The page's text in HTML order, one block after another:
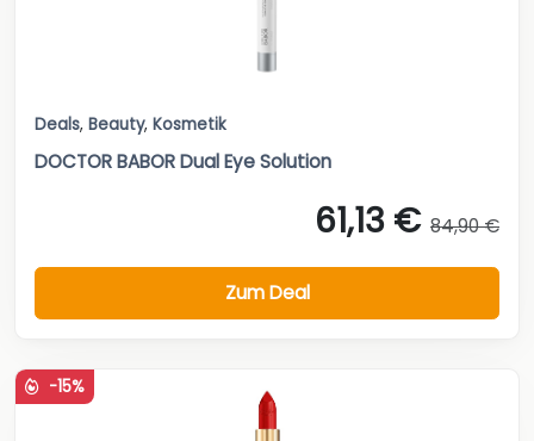
Deals, Beauty, Kosmetik
DOCTOR BABOR Dual Eye Solution
61,13 € 84,90 €
Zum Deal
-15%